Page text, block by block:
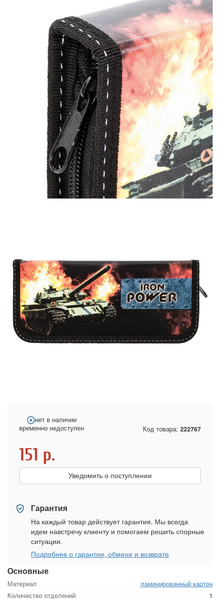
Основные
Материал
ламинированный картон
Количество отделений
1
нет в наличии
временно недоступен
Код товара: 222767
151 р.
Уведомить о поступлении
Гарантия
На каждый товар действует гарантия. Мы всегда
идем навстречу клиенту и помогаем решить спорные
ситуации.
Подробнее о гарантии, обмене и возврате